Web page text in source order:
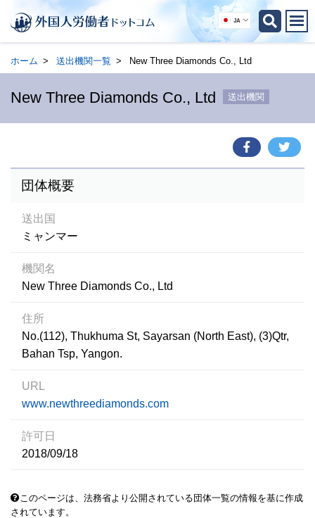
JA
ホーム 送出機関一覧 New Three Diamonds Co., Ltd
New Three Diamonds Co., Ltd 送出機関
団体概要
送出国
ミャンマー
機関名
New Three Diamonds Co., Ltd
住所
No.(112), Thukhuma St, Sayarsan (North East), (3)Qtr,
Bahan Tsp, Yangon.
URL
www.newthreediamonds.com
許可日
2018/09/18
このページは、法務省より公開されている団体一覧の情報を基に作成
されています。